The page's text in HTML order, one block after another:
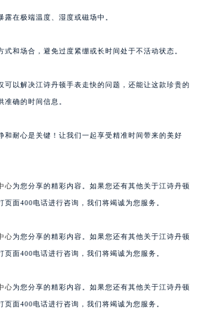
在极端温度、湿度或磁场中。
和场合，避免过度紧绷或长时间处于不活动状态。
可以解决江诗丹顿手表走快的问题，还能让这款珍贵的
准确的时间信息。
和耐心是关键！让我们一起享受精准时间带来的美好
心为您分享的精彩内容。如果您还有其他关于江诗丹顿
面400电话进行咨询，我们将竭诚为您服务。
心为您分享的精彩内容。如果您还有其他关于江诗丹顿
面400电话进行咨询，我们将竭诚为您服务。
心为您分享的精彩内容。如果您还有其他关于江诗丹顿
面400电话进行咨询，我们将竭诚为您服务。